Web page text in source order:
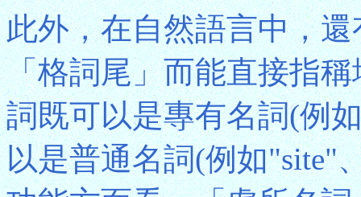
此外，在自然語言中，
「格詞尾」而能直接指
詞既可以是專有名詞(例
以是普通名詞(例如"site"